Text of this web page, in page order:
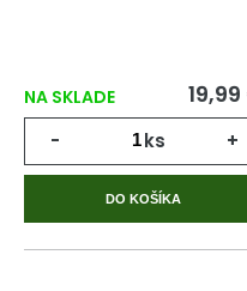
NA SKLADE
- ks +
DO KOŠÍKA